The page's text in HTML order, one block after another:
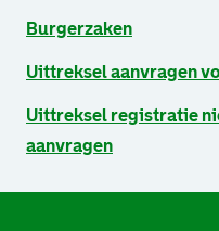
Burgerzaken
Uittreksel aanvragen
Uittreksel registratie
aanvragen